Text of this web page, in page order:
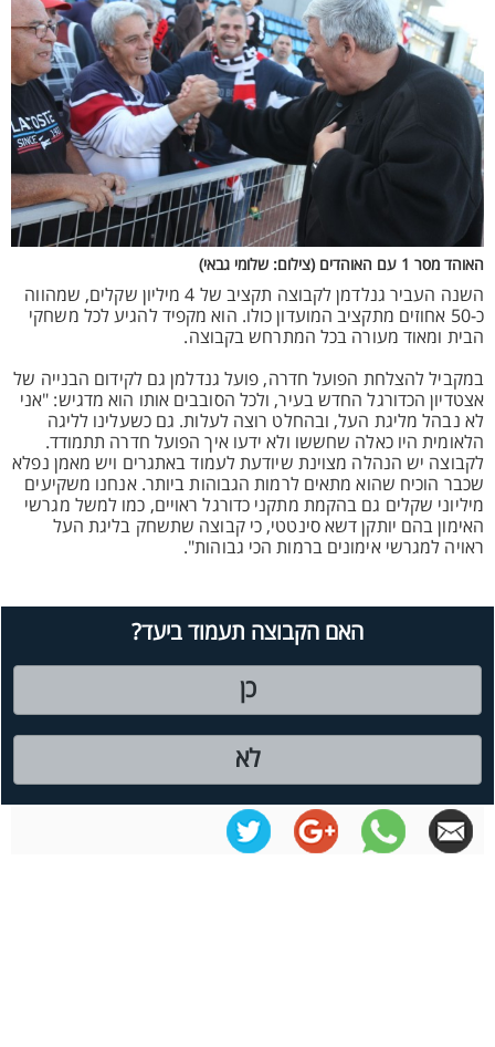
האוהד מסר 1 עם האוהדים (צילום: שלומי גבאי)
השנה העביר גנלדמן לקבוצה תקציב של 4 מיליון שקלים, שמהווה
כ-50 אחוזים מתקציב המועדון כולו. הוא מקפיד להגיע לכל משחקי
הבית ומאוד מעורה בכל המתרחש בקבוצה.
במקביל להצלחת הפועל חדרה, פועל גנדלמן גם לקידום הבנייה של
אצטדיון הכדורגל החדש בעיר, ולכל הסובבים אותו הוא מדגיש: "אני
לא נבהל מליגת העל, ובהחלט רוצה לעלות. גם כשעלינו לליגה
הלאומית היו כאלה שחששו ולא ידעו איך הפועל חדרה תתמודד.
לקבוצה יש הנהלה מצוינת שיודעת לעמוד באתגרים ויש מאמן נפלא
שכבר הוכיח שהוא מתאים לרמות הגבוהות ביותר. אנחנו משקיעים
מיליוני שקלים גם בהקמת מתקני כדורגל ראויים, כמו למשל מגרשי
האימון בהם יותקן דשא סינטטי, כי קבוצה שתשחק בליגת העל
ראויה למגרשי אימונים ברמות הכי גבוהות".
האם הקבוצה תעמוד ביעד?